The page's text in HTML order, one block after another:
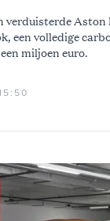
verduisterde
een volledige
miljoen euro.